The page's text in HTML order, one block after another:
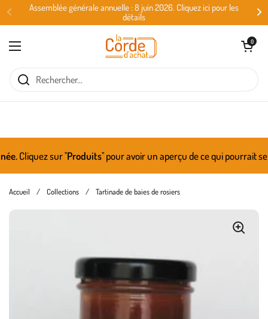
Passer au contenu
Assemblée générale annuelle : 8 juin 2026. Cliquez ici pour les
détails
Ouvrir le menu
Ouvrir le
0
Cliquez sur ''Produits'' pour avoir un aperçu de ce qui pourrait se
Accueil / Collections / Tartinade de baies de rosiers